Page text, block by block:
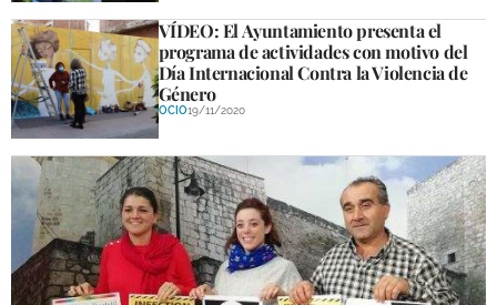
VÍDEO: El Ayuntamiento presenta el
programa de actividades con motivo del
Día Internacional Contra la Violencia de
Género
OCIO19/11/2020